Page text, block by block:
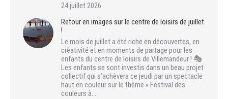
24 juillet 2026
Retour en images sur le centre de loisirs de juillet
!
Le mois de juillet a été riche en découvertes, en
créativité et en moments de partage pour les
enfants du centre de loisirs de Villemandeur ! 🎭
Les enfants se sont investis dans un beau projet
collectif qui s’achèvera ce jeudi par un spectacle
haut en couleur sur le thème « Festival des
couleurs à…